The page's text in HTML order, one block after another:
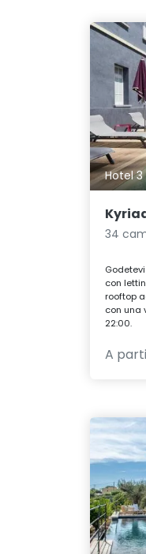
Hotel
34
con
rooftop
con una
22:00.
A